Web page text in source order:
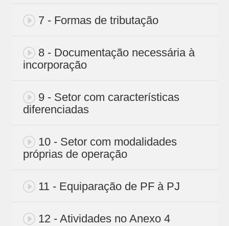
7 - Formas de tributação
8 - Documentação necessária à
incorporação
9 - Setor com características
diferenciadas
10 - Setor com modalidades
próprias de operação
11 - Equiparação de PF à PJ
12 - Atividades no Anexo 4